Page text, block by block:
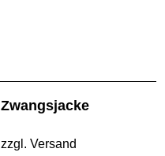
Zwangsjacke
zzgl. Versand